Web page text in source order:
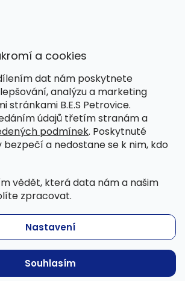
a cookies
dat nám poskytnete
analýzu a marketing
stránkami B.E.S Petrovice.
údajů třetím stranám a
podmínek. Poskytnuté
bezpečí a nedostane se k nim, kdo
vědět, která data nám a našim
zpracovat.
Nastavení
Souhlasím
– 15:30
Petrovice
Shoptet | NakódovalShopcode
vyhrazena.